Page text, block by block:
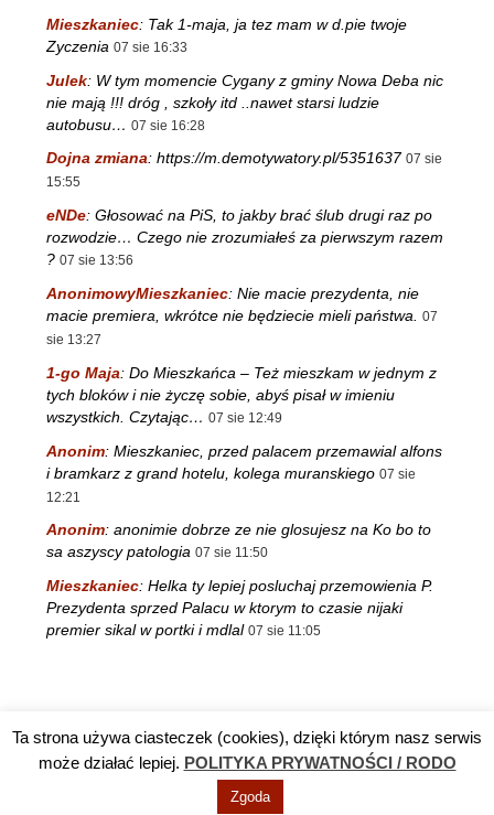
Mieszkaniec: Tak 1-maja, ja tez mam w d.pie twoje
Zyczenia 07 sie 16:33
Julek: W tym momencie Cygany z gminy Nowa Deba nic
nie mają !!! dróg , szkoły itd ..nawet starsi ludzie
autobusu… 07 sie 16:28
Dojna zmiana: https://m.demotywatory.pl/5351637 07 sie
15:55
eNDe: Głosować na PiS, to jakby brać ślub drugi raz po
rozwodzie… Czego nie zrozumiałeś za pierwszym razem
? 07 sie 13:56
AnonimowyMieszkaniec: Nie macie prezydenta, nie
macie premiera, wkrótce nie będziecie mieli państwa.
07
sie 13:27
1-go Maja: Do Mieszkańca – Też mieszkam w jednym z
tych bloków i nie życzę sobie, abyś pisał w imieniu
wszystkich. Czytając… 07 sie 12:49
Anonim: Mieszkaniec, przed palacem przemawial alfons
i bramkarz z grand hotelu, kolega muranskiego 07 sie
12:21
Anonim: anonimie dobrze ze nie glosujesz na Ko bo to
sa aszyscy patologia 07 sie 11:50
Mieszkaniec: Helka ty lepiej posluchaj przemowienia P.
Prezydenta sprzed Palacu w ktorym to czasie nijaki
premier sikal w portki i mdlal 07 sie 11:05
Reklama TV DĘBA Polityka prywatności / RODO Kontakt
© Info Nowa Dęba
Ta strona używa ciasteczek (cookies), dzięki którym nasz serwis
może działać lepiej. POLITYKA PRYWATNOŚCI / RODO
Zgoda